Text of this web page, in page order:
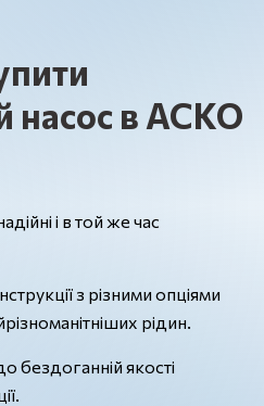
насос в АСКО
і в той же час
з різними опціями
рідин.
якості